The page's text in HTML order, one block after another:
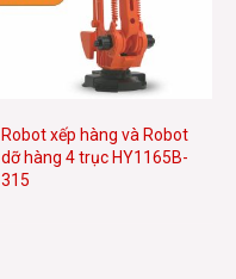
Robot xếp hàng và Robot
dỡ hàng 4 trục HY1165B-
315